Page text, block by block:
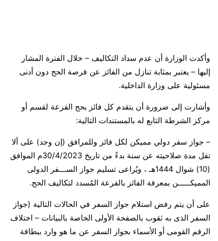
وأكدت الوزارة أن عدم سداد التكاليف – خلال الفترة المشار
إليها – يعتبر بمثابة تنازل من الفائز عن فرصة الحج دون أدنى
مسئولية على وزارة الداخلية.
وأشارت إلى ضرورة أن يتقدم كل فائز بحج القرعة لقسم أو
مركز الشرطة التابع له بالمستندات التالية:
– جواز سفر دولي مميكن لكل فائز وللمرافق (إن وجد) على ألا
تقل مدة صلاحيته عن سنة بدءً من تاريخ 30/4/2023م الموافق
(10) شوال 1444هـ ، ويُراعى تسليم جواز الســـفر الدولى
المميكـــــن بمعرفة الفائز بالقرعة المُسدد لتكاليف الحج.
على أن يتم رفض استلام جواز السفر في الحالات التالية (جواز
السفر الذى به ثقوب بالصفحة الأولى الخاصة بالبيانات – اختلاف
الرقم القومى أو الأسماء بجواز السفر عن ما هو وارد ببطاقة